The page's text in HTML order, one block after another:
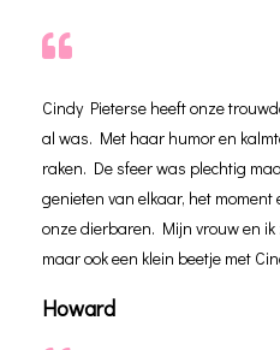
Cindy Pieterse heeft onze
al was. Met haar humor en
raken. De sfeer was plechtig
genieten van elkaar, het
onze dierbaren. Mijn vrouw en
maar ook een klein beetje met
Howard